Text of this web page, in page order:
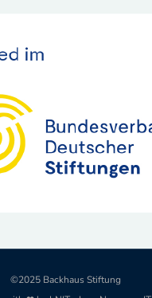
©2025 Backhaus Stiftung